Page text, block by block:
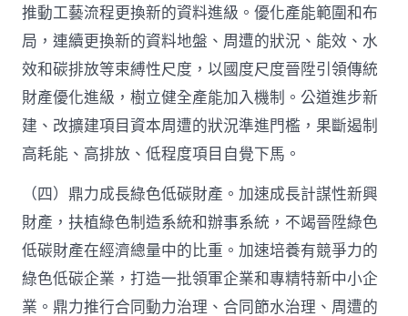
推動工藝流程更換新的資料進級。優化產能範圍和布
局，連續更換新的資料地盤、周遭的狀況、能效、水
效和碳排放等束縛性尺度，以國度尺度晉陞引領傳統
財產優化進級，樹立健全產能加入機制。公道進步新
建、改擴建項目資本周遭的狀況準進門檻，果斷遏制
高耗能、高排放、低程度項目自覺下馬。
（四）鼎力成長綠色低碳財產。加速成長計謀性新興
財產，扶植綠色制造系統和辦事系統，不竭晉陞綠色
低碳財產在經濟總量中的比重。加速培養有競爭力的
綠色低碳企業，打造一批領軍企業和專精特新中小企
業。鼎力推行合同動力治理、合同節水治理、周遭的